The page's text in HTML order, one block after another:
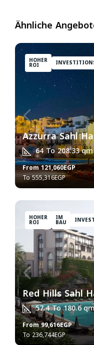
Ähnliche
HOHER
ROI
Azzurra Sahl
64 To 208.33qm
From121,060EGP
555,316EGP
HOHER
ROI
IM
BAU
Red Hills Sahl
57.4 To 180.6
From99,616EGP
236,744EGP